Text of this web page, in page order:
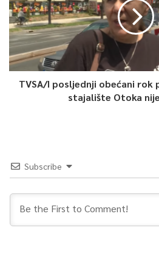
TVSA/I posljednji obećani rok
stajalište Otoka
Subscribe